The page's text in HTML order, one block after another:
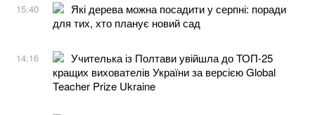
15:40
Які дерева можна посадити у серпні: поради
для тих, хто планує новий сад
14:16
Учителька із Полтави увійшла до ТОП-25
кращих вихователів України за версією Global
Teacher Prize Ukraine